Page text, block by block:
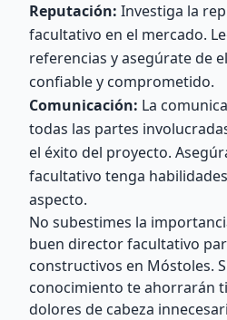
Reputación: Investiga la
facultativo en el mercado.
referencias y asegúrate de
confiable y comprometido.
Comunicación: La
todas las partes
el éxito del proyecto.
facultativo tenga
aspecto.
No subestimes la
buen director facultativo
constructivos en Móstoles.
conocimiento te ahorrarán
dolores de cabeza